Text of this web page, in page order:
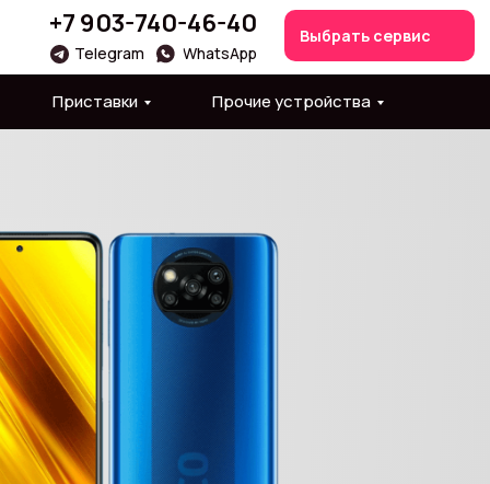
Приставки Прочие устройства
Выбрать сервис
+7 903-740-46-40
Telegram WhatsApp